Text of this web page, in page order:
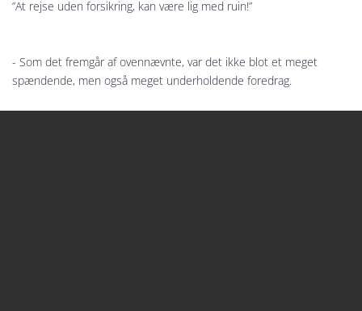
”At rejse uden forsikring, kan være lig med ruin!”
- Som det fremgår af ovennævnte, var det ikke blot et meget
spændende, men også meget underholdende foredrag.